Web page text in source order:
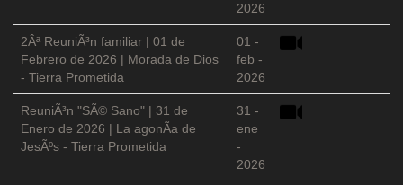
2026
2Âª ReuniÃ³n familiar | 01 de
Febrero de 2026 | Morada de Dios
- Tierra Prometida
01 -
feb -
2026
ReuniÃ³n "SÃ© Sano" | 31 de
Enero de 2026 | La agonÃ­a de
JesÃºs - Tierra Prometida
31 -
ene
-
2026